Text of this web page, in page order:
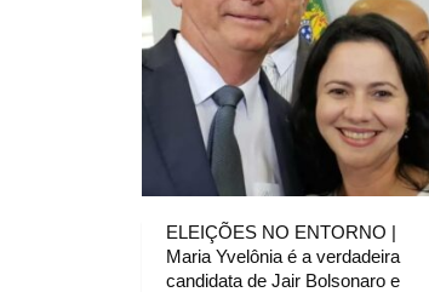
ELEIÇÕES NO ENTORNO |
Maria Yvelônia é a verdadeira
candidata de Jair Bolsonaro e